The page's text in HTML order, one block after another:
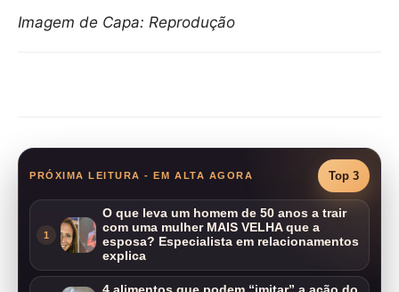
Imagem de Capa: Reprodução
PRÓXIMA LEITURA - EM ALTA AGORA Top 3
1
O que leva um homem de 50 anos a trair
com uma mulher MAIS VELHA que a
esposa? Especialista em relacionamentos
explica